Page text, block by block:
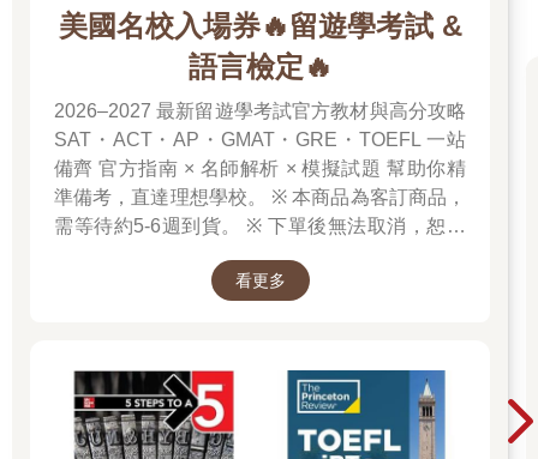
美國名校入場券🔥留遊學考試 &
語言檢定🔥
2026–2027 最新留遊學考試官方教材與高分攻略
SAT・ACT・AP・GMAT・GRE・TOEFL 一站
備齊 官方指南 × 名師解析 × 模擬試題 幫助你精
準備考，直達理想學校。 ※ 本商品為客訂商品，
需等待約5-6週到貨。 ※ 下單後無法取消，恕不
接受退換貨。 ※ 若無法接受等待時間，請勿下
看更多